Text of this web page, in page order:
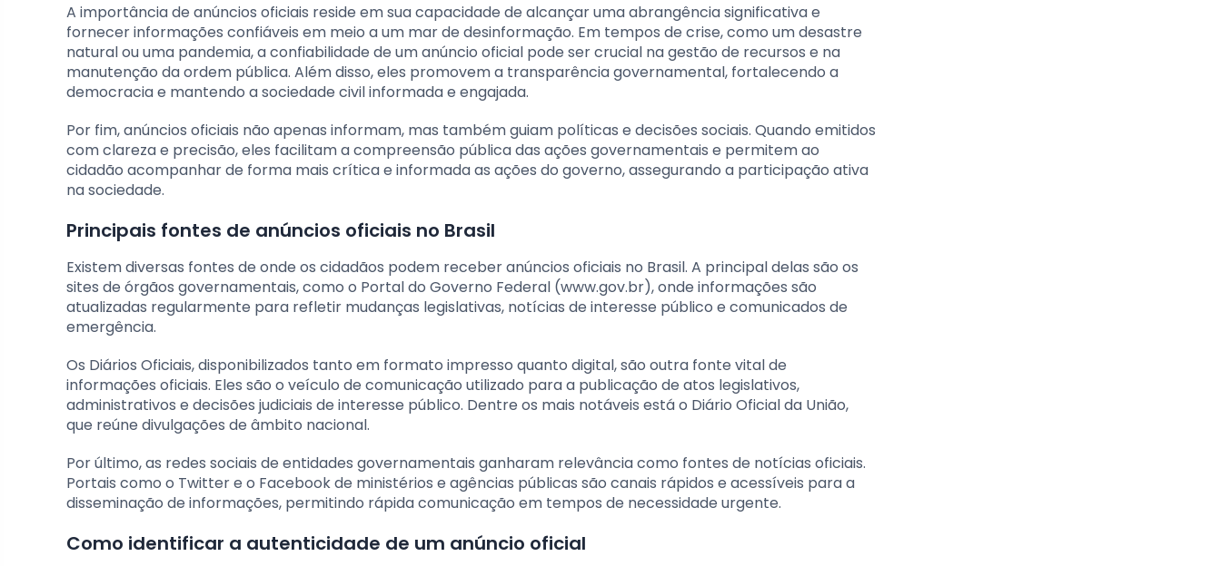
A importância de anúncios oficiais reside em sua capacidade de alcançar uma abrangência significativa e
fornecer informações confiáveis em meio a um mar de desinformação. Em tempos de crise, como um desastre
natural ou uma pandemia, a confiabilidade de um anúncio oficial pode ser crucial na gestão de recursos e na
manutenção da ordem pública. Além disso, eles promovem a transparência governamental, fortalecendo a
democracia e mantendo a sociedade civil informada e engajada.
Por fim, anúncios oficiais não apenas informam, mas também guiam políticas e decisões sociais. Quando emitidos
com clareza e precisão, eles facilitam a compreensão pública das ações governamentais e permitem ao
cidadão acompanhar de forma mais crítica e informada as ações do governo, assegurando a participação ativa
na sociedade.
Principais fontes de anúncios oficiais no Brasil
Existem diversas fontes de onde os cidadãos podem receber anúncios oficiais no Brasil. A principal delas são os
sites de órgãos governamentais, como o Portal do Governo Federal (www.gov.br), onde informações são
atualizadas regularmente para refletir mudanças legislativas, notícias de interesse público e comunicados de
emergência.
Os Diários Oficiais, disponibilizados tanto em formato impresso quanto digital, são outra fonte vital de
informações oficiais. Eles são o veículo de comunicação utilizado para a publicação de atos legislativos,
administrativos e decisões judiciais de interesse público. Dentre os mais notáveis está o Diário Oficial da União,
que reúne divulgações de âmbito nacional.
Por último, as redes sociais de entidades governamentais ganharam relevância como fontes de notícias oficiais.
Portais como o Twitter e o Facebook de ministérios e agências públicas são canais rápidos e acessíveis para a
disseminação de informações, permitindo rápida comunicação em tempos de necessidade urgente.
Como identificar a autenticidade de um anúncio oficial